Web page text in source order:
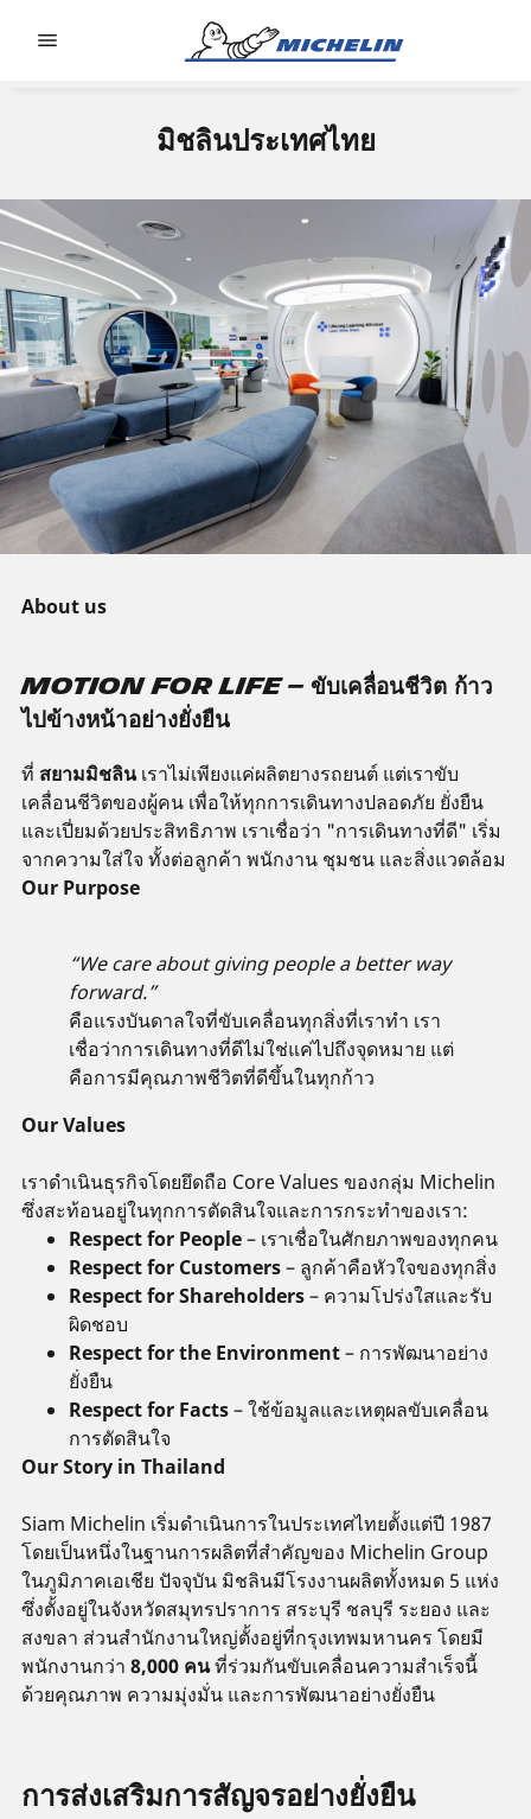
มิชลินประเทศไทย
About us
Motion for Life – ขับเคลื่อนชีวิต ก้าว
ไปข้างหน้าอย่างยั่งยืน
ที่ สยามมิชลินเราไม่เพียงแค่ผลิตยางรถยนต์ แต่เราขับ
เคลื่อนชีวิตของผู้คน เพื่อให้ทุกการเดินทางปลอดภัย ยั่งยืน
และเปี่ยมด้วยประสิทธิภาพ เราเชื่อว่า "การเดินทางที่ดี" เริ่ม
จากความใส่ใจ ทั้งต่อลูกค้า พนักงาน ชุมชน และสิ่งแวดล้อม
Our Purpose
“We care about giving people a better way
forward.”
คือแรงบันดาลใจที่ขับเคลื่อนทุกสิ่งที่เราทำ เรา
เชื่อว่าการเดินทางที่ดีไม่ใช่แค่ไปถึงจุดหมาย แต่
คือการมีคุณภาพชีวิตที่ดีขึ้นในทุกก้าว
Our Values
เราดำเนินธุรกิจโดยยึดถือ Core Values ของกลุ่ม Michelin
ซึ่งสะท้อนอยู่ในทุกการตัดสินใจและการกระทำของเรา:
Respect for People– เราเชื่อในศักยภาพของทุกคน
Respect for Customers– ลูกค้าคือหัวใจของทุกสิ่ง
Respect for Shareholders– ความโปร่งใสและรับ
ผิดชอบ
Respect for the Environment– การพัฒนาอย่าง
ยั่งยืน
Respect for Facts– ใช้ข้อมูลและเหตุผลขับเคลื่อน
การตัดสินใจ
Our Story in Thailand
Siam Michelin เริ่มดำเนินการในประเทศไทยตั้งแต่ปี 1987
โดยเป็นหนึ่งในฐานการผลิตที่สำคัญของ Michelin Group
ในภูมิภาคเอเชีย ปัจจุบัน มิชลินมีโรงงานผลิตทั้งหมด 5 แห่ง
ซึ่งตั้งอยู่ในจังหวัดสมุทรปราการ สระบุรี ชลบุรี ระยอง และ
สงขลา ส่วนสำนักงานใหญ่ตั้งอยู่ที่กรุงเทพมหานคร โดยมี
พนักงานกว่า 8,000 คนที่ร่วมกันขับเคลื่อนความสำเร็จนี้
ด้วยคุณภาพ ความมุ่งมั่น และการพัฒนาอย่างยั่งยืน
การส่งเสริมการสัญจรอย่างยั่งยืน